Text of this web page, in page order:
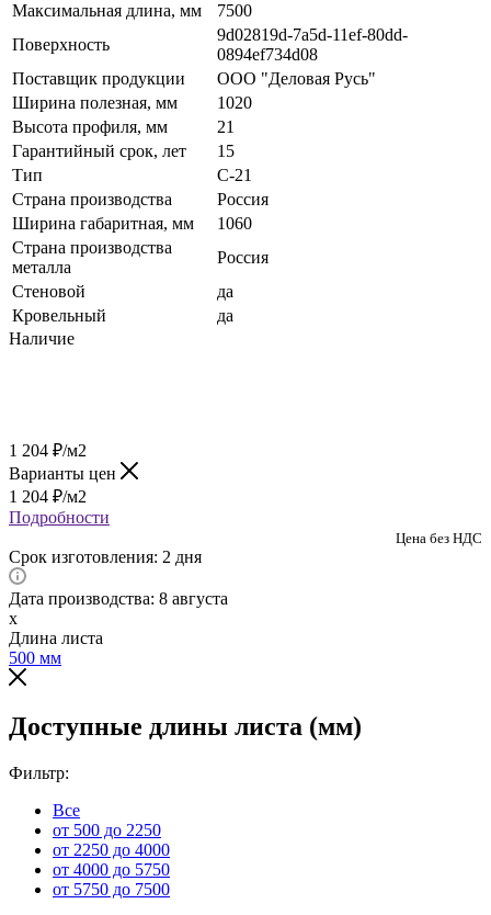
Максимальная длина, мм
7500
Поверхность
9d02819d-7a5d-11ef-80dd-
0894ef734d08
Поставщик продукции
ООО "Деловая Русь"
Ширина полезная, мм
1020
Высота профиля, мм
21
Гарантийный срок, лет
15
Тип
C-21
Страна производства
Россия
Ширина габаритная, мм
1060
Страна производства
металла
Россия
Стеновой
да
Кровельный
да
Наличие
1 204 ₽/м2
Варианты цен
1 204 ₽/м2
Подробности
Цена без НДС
Срок изготовления: 2 дня
Дата производства: 8 августа
x
Длина листа
500 мм
Доступные длины листа (мм)
Фильтр:
Все
от 500 до 2250
от 2250 до 4000
от 4000 до 5750
от 5750 до 7500